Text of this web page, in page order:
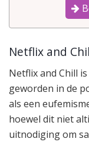
Netflix and
Netflix and Chill
geworden in de
als een
hoewel dit niet
uitnodiging om